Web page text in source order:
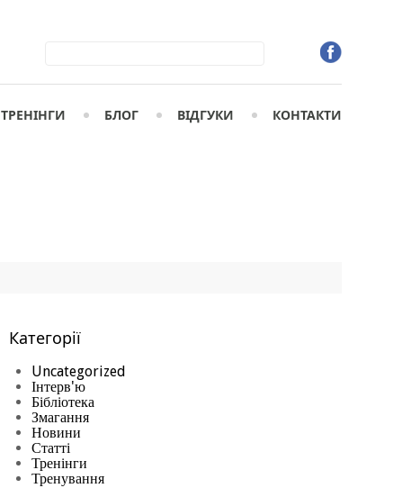
ТРЕНIНГИ БЛОГ ВІДГУКИ КОНТАКТИ
Категорії
Uncategorized
Інтерв'ю
Бібліотека
Змагання
Новини
Статті
Тренінги
Тренування